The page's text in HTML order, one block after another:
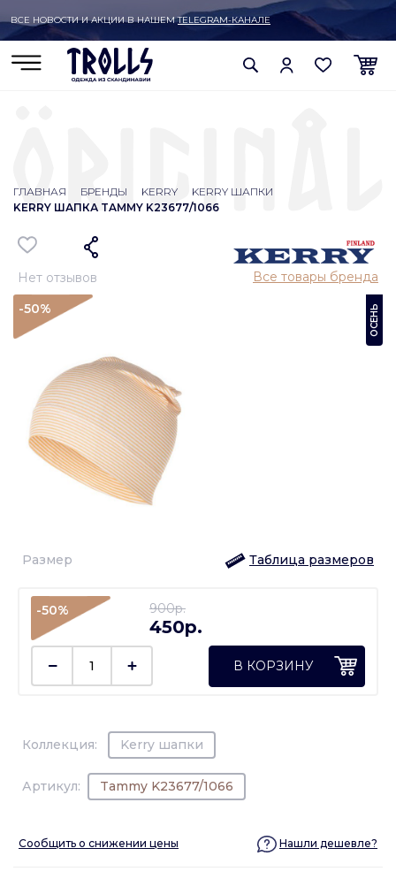
ВСЕ НОВОСТИ И АКЦИИ В НАШЕМTELEGRAM-КАНАЛЕ
ГЛАВНАЯ БРЕНДЫ KERRY
KERRY ШАПКИ
KERRY ШАПКА TAMMY K23677/1066
Нет отзывов
Все товары бренда
-50% ОСЕНЬ
Коллекция: Kerry шапки
Артикул: Tammy K23677/1066
Размер Таблица размеров
-50% 900p.
450p.
В КОРЗИНУ
Сообщить о снижении цены Нашли дешевле?